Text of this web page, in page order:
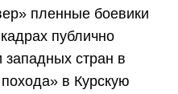
пленные боевики
публично
западных стран в
в Курскую